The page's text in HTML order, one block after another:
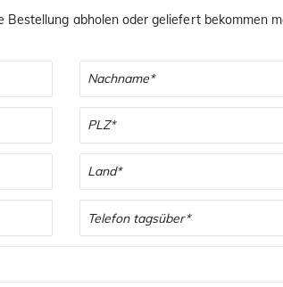
Bestellung abholen oder geliefert bekommen